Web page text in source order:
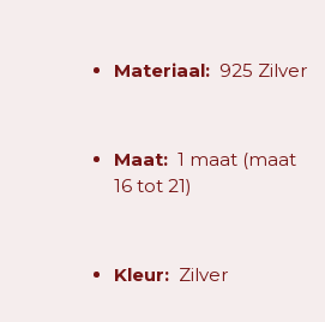
Materiaal: 925 Zilver
Maat: 1 maat (maat
16 tot 21)
Kleur:Zilver